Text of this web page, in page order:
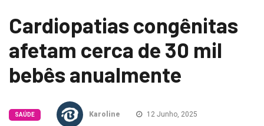
Cardiopatias congênitas
afetam cerca de 30 mil
bebês anualmente
SAÚDE Karoline 12 Junho, 2025